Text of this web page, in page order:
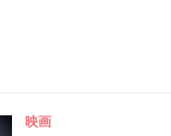
映画